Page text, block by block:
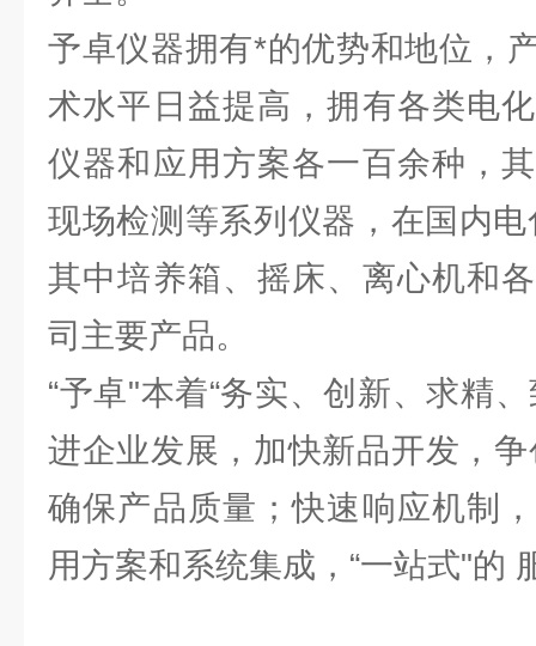
予卓仪器拥有*的优势和地位，
术水平日益提高，拥有各类电
仪器和应用方案各一百余种，
现场检测等系列仪器，在国内
其中培养箱、摇床、离心机和
司主要产品。
“予卓"本着“务实、创新、求精
进企业发展，加快新品开发，
确保产品质量；快速响应机制
用方案和系统集成，“一站式"的